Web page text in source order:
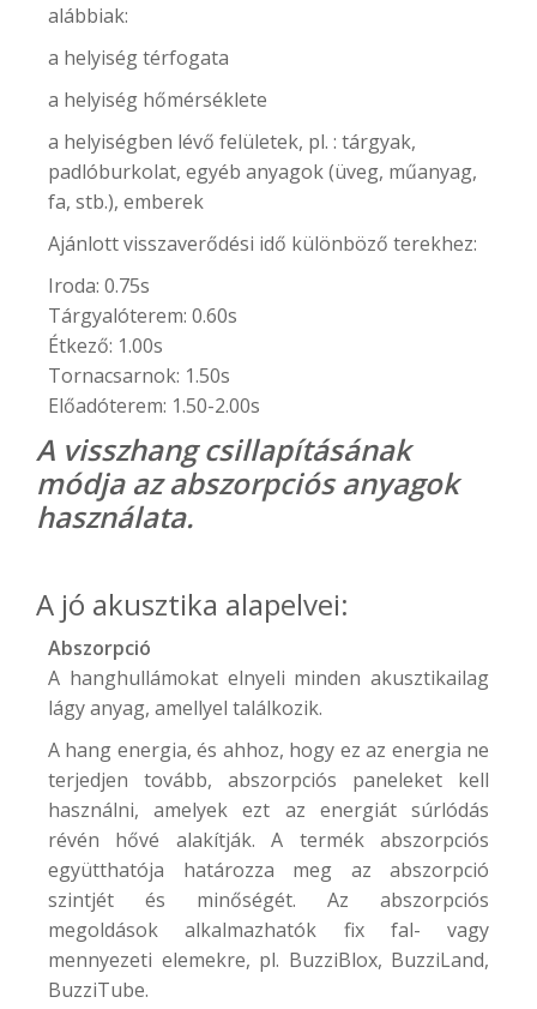
alábbiak:
a helyiség térfogata
a helyiség hőmérséklete
a helyiségben lévő felületek, pl. : tárgyak,
padlóburkolat, egyéb anyagok (üveg, műanyag,
fa, stb.), emberek
Ajánlott visszaverődési idő különböző terekhez:
Iroda: 0.75s
Tárgyalóterem: 0.60s
Étkező: 1.00s
Tornacsarnok: 1.50s
Előadóterem: 1.50-2.00s
A visszhang csillapításának
módja az abszorpciós anyagok
használata.
A jó akusztika alapelvei:
Abszorpció
A hanghullámokat elnyeli minden akusztikailag
lágy anyag, amellyel találkozik.
A hang energia, és ahhoz, hogy ez az energia ne
terjedjen tovább, abszorpciós paneleket kell
használni, amelyek ezt az energiát súrlódás
révén hővé alakítják. A termék abszorpciós
együtthatója határozza meg az abszorpció
szintjét és minőségét. Az abszorpciós
megoldások alkalmazhatók fix fal- vagy
mennyezeti elemekre, pl. BuzziBlox, BuzziLand,
BuzziTube.